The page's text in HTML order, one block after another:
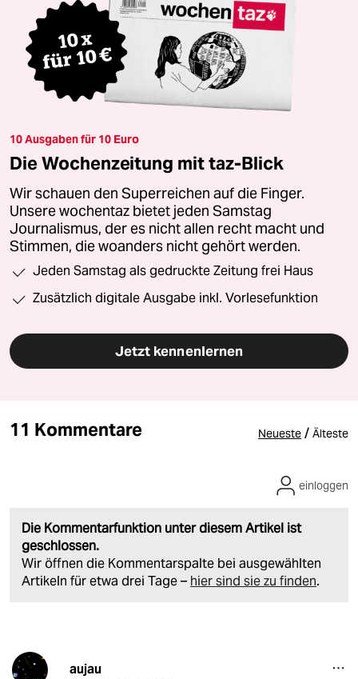
10 Ausgaben für 10 Euro
Die Wochenzeitung mit taz-Blick
Wir schauen den Superreichen auf die Finger.
Unsere wochentaz bietet jeden Samstag
Journalismus, der es nicht allen recht macht und
Stimmen, die woanders nicht gehört werden.
Jeden Samstag als gedruckte Zeitung frei Haus
Zusätzlich digitale Ausgabe inkl. Vorlesefunktion
Jetzt kennenlernen
11 Kommentare Neueste / Älteste
Die Kommentarfunktion unter diesem Artikel ist
geschlossen.
Wir öffnen die Kommentarspalte bei ausgewählten
Artikeln für etwa drei Tage – hier sind sie zu finden.
einloggen
aujau